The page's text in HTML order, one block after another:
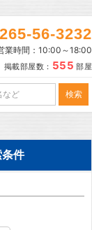
56-3232
業時間：10:00～18:00
載部屋数： 555 部屋
件